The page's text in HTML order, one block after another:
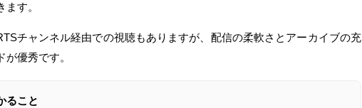
す。
チャンネル経由での視聴もありますが、配信の柔軟さとアーカイブの充
優秀です。
ること